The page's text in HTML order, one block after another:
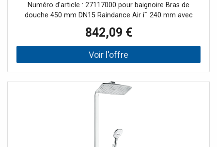
Numéro d'article : 27117000 pour baignoire Bras de
douche 450 mm DN15 Raindance Air í˜ 240 mm avec
pivotante Raindance Select S 120 3jet DN15 26530000
Isiflex 2000 , 60 m Thermostat avec verrouillage de
sécurité à 40 °C limite eau chaude préréglable Vanne
d'arrêt/inverseur pour bec de douche de tête/baignoire
Débit à 1930 : douche de tête 19L/min, douchette 12L/min
; bec de bain 21 l/min avec disque de nivellement pour
842,09 €